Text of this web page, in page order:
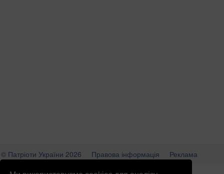
© Патріоти України 2026 Правова інформація
Реклама
info@patrioty.org.ua